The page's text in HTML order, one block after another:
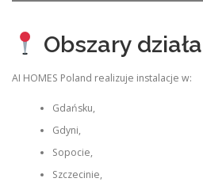
Obszary
AI HOMES Poland realizuje instalacje w:
Gdańsku,
Gdyni,
Sopocie,
Szczecinie,